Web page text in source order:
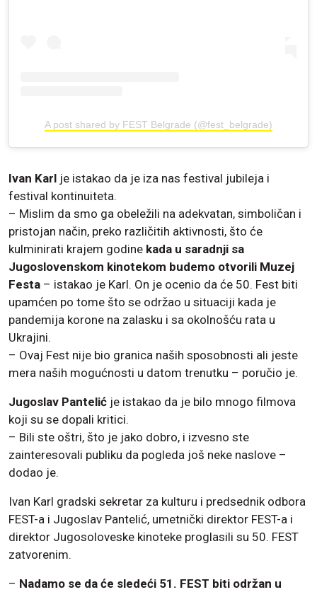
A post shared by FEST Belgrade (@fest_belgrade)
Ivan Karl je istakao da je iza nas festival jubileja i
festival kontinuiteta.
– Mislim da smo ga obeležili na adekvatan, simboličan i
pristojan način, preko različitih aktivnosti, što će
kulminirati krajem godine kada u saradnji sa
Jugoslovenskom kinotekom budemo otvorili Muzej
Festa – istakao je Karl. On je ocenio da će 50. Fest biti
upamćen po tome što se održao u situaciji kada je
pandemija korone na zalasku i sa okolnošću rata u
Ukrajini.
– Ovaj Fest nije bio granica naših sposobnosti ali jeste
mera naših mogućnosti u datom trenutku – poručio je.
Jugoslav Pantelić je istakao da je bilo mnogo filmova
koji su se dopali kritici.
– Bili ste oštri, što je jako dobro, i izvesno ste
zainteresovali publiku da pogleda još neke naslove –
dodao je.
Ivan Karl gradski sekretar za kulturu i predsednik odbora
FEST-a i Jugoslav Pantelić, umetnički direktor FEST-a i
direktor Jugosoloveske kinoteke proglasili su 50. FEST
zatvorenim.
– Nadamo se da će sledeći 51. FEST biti održan u